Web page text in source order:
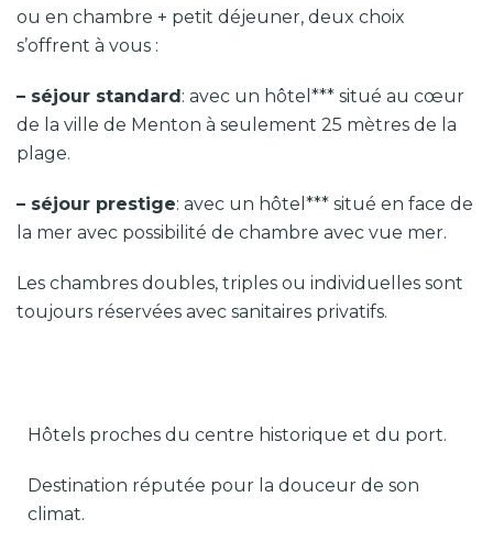
ou en chambre + petit déjeuner, deux choix
s’offrent à vous :
– séjour standard: avec un hôtel*** situé au cœur
de la ville de Menton à seulement 25 mètres de la
plage.
– séjour prestige: avec un hôtel*** situé en face de
la mer avec possibilité de chambre avec vue mer.
Les chambres doubles, triples ou individuelles sont
toujours réservées avec sanitaires privatifs.
Hôtels proches du centre historique et du port.
Destination réputée pour la douceur de son
climat.